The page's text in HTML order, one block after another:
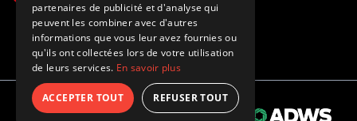
© 2026 Tous droits réservés Propulsé par
partenaires de publicité et d'analyse qui
peuvent les combiner avec d'autres
informations que vous leur avez fournies ou
qu'ils ont collectées lors de votre utilisation
de leurs services. En savoir plus
ACCEPTER TOUT REFUSER TOUT